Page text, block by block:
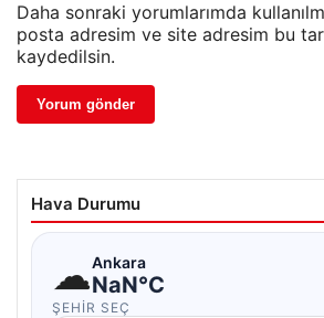
Daha sonraki yorumlarımda
posta adresim ve site adresim bu
kaydedilsin.
Hava Durumu
☁Ankara
NaN°C
ŞEHIR SEÇ